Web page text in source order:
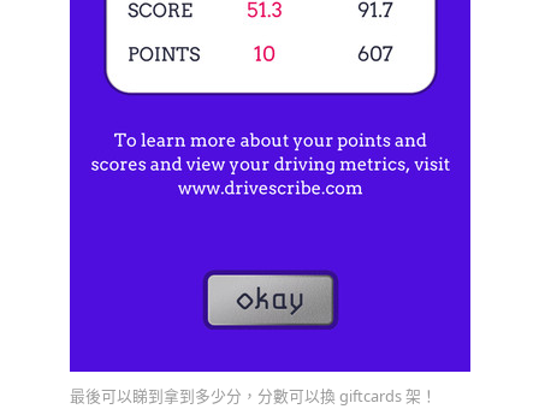
最後可以睇到拿到多少分，分數可以換 giftcards 架！